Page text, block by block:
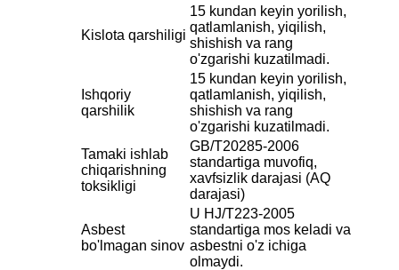
Kislota qarshiligi
15 kundan keyin yorilish,
qatlamlanish, yiqilish,
shishish va rang
o'zgarishi kuzatilmadi.
Ishqoriy
qarshilik
15 kundan keyin yorilish,
qatlamlanish, yiqilish,
shishish va rang
o'zgarishi kuzatilmadi.
Tamaki ishlab
chiqarishning
toksikligi
GB/T20285-2006
standartiga muvofiq,
xavfsizlik darajasi (AQ
darajasi)
Asbest
bo'lmagan sinov
U HJ/T223-2005
standartiga mos keladi va
asbestni o'z ichiga
olmaydi.